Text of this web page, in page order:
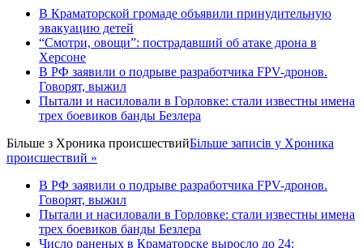
В Краматорской громаде объявили принудительную
эвакуацию детей
“Смотри, овощи”: пострадавший об атаке дрона в
Херсоне
В РФ заявили о подрыве разработчика FPV-дронов.
Говорят, выжил
Пытали и насиловали в Горловке: стали известны имена
трех боевиков банды Безлера
Більше з Хроника происшествийБільше записів у Хроника
происшествий »
В РФ заявили о подрыве разработчика FPV-дронов.
Говорят, выжил
Пытали и насиловали в Горловке: стали известны имена
трех боевиков банды Безлера
Число раненых в Краматорске выросло до 24: